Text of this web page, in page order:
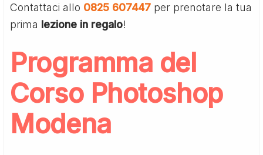
Contattaci allo 0825 607447 per prenotare la tua
prima lezione in regalo!
Programma del
Corso Photoshop
Modena